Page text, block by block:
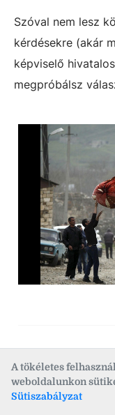
A tökéletes
weboldalunkon
Sütiszabályzat
Szóval nem lesz
kérdésekre (akár
képviselő
megpróbálsz
Jelenleg az azeri-
szórványos